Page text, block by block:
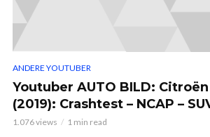
ANDERE YOUTUBER
Youtuber AUTO BILD:
(2019): Crashtest – NCAP –
1.076 views 1 min read